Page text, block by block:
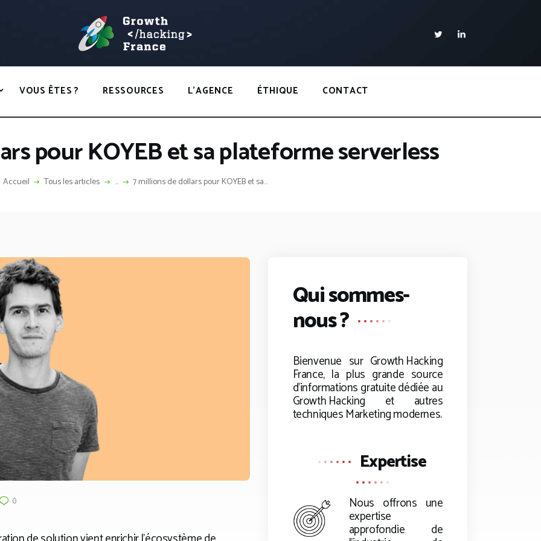
VOUS ÊTES ? RESSOURCES L’AGENCE ÉTHIQUE CONTACT
pour KOYEB et sa plateforme serverless
Accueil Tous les articles ... 7 millions de dollars pour KOYEB et sa...
GROWTH HACKING FRANCE
ÊTES ?
0
Qui sommes-
nous ?
Bienvenue sur Growth Hacking
France, la plus grande source
d’informations gratuite dédiée au
Growth Hacking et autres
techniques Marketing modernes.
Expertise
Nous offrons une
expertise
approfondie de